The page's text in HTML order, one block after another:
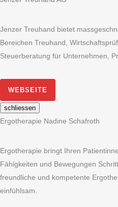
Jenzer Treuhand bietet
Bereichen Treuhand,
Steuerberatung für Unternehmen,
WEBSEITE
schliessen
Ergotherapie Nadine Schafroth
Ergotherapie bringt Ihren
Fähigkeiten und Bewegungen
freundliche und kompetente
einfühlsam.